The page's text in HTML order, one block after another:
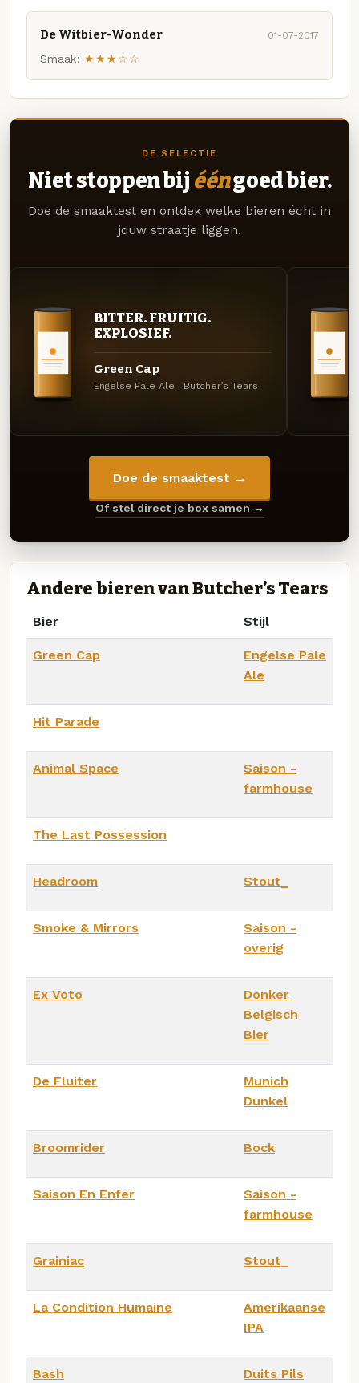
De Witbier-Wonder 01-07-2017
Smaak: ★★★☆☆
DE SELECTIE
Niet stoppen bij ééngoed bier.
Doe de smaaktest en ontdek welke bieren écht in
jouw straatje liggen.
BITTER. FRUITIG.
EXPLOSIEF.
Green Cap
Engelse Pale Ale · Butcher’s Tears
Doe de smaaktest →
Of stel direct je box samen →
Andere bieren van Butcher’s Tears
Bier Stijl
Green Cap
Engelse Pale
Ale
Hit Parade
Animal Space
Saison -
farmhouse
The Last Possession
Headroom Stout_
Smoke & Mirrors
Saison -
overig
Ex Voto
Donker
Belgisch
Bier
De Fluiter
Munich
Dunkel
Broomrider Bock
Saison En Enfer
Saison -
farmhouse
Grainiac Stout_
La Condition Humaine
Amerikaanse
IPA
Bash Duits Pils